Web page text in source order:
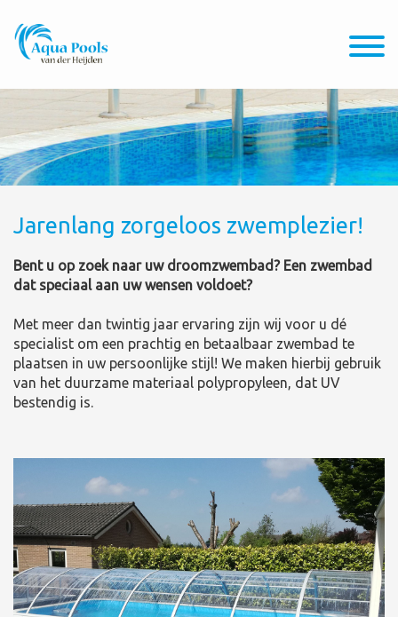
Jarenlang zorgeloos zwemplezier!
Bent u op zoek naar uw droomzwembad? Een zwembad
dat speciaal aan uw wensen voldoet?
Met meer dan twintig jaar ervaring zijn wij voor u dé
specialist om een prachtig en betaalbaar zwembad te
plaatsen in uw persoonlijke stijl! We maken hierbij gebruik
van het duurzame materiaal polypropyleen, dat UV
bestendig is.